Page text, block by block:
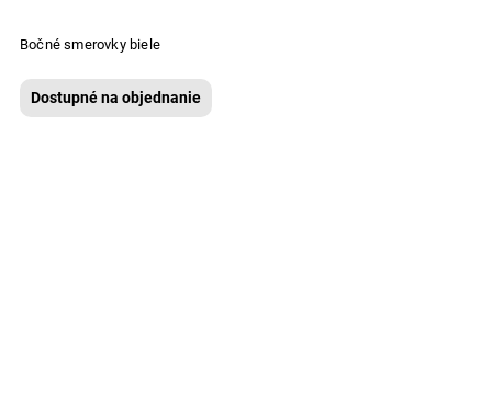
Bočné smerovky biele
Dostupné na objednanie